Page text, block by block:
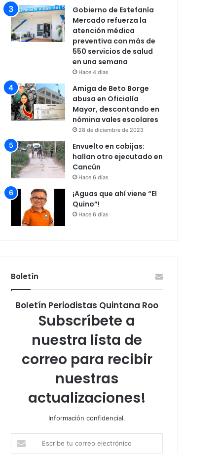
Gobierno de Estefanía
Mercado refuerza la
atención médica
preventiva con más de
550 servicios de salud
en una semana
Hace 4 días
Amiga de Beto Borge
abusa en Oficialía
Mayor, descontando en
nómina vales escolares
28 de diciembre de 2023
Envuelto en cobijas:
hallan otro ejecutado en
Cancún
Hace 6 días
¡Aguas que ahí viene “El
Quino”!
Hace 6 días
Boletín
Boletín Periodistas Quintana Roo
Subscríbete a
nuestra lista de
correo para recibir
nuestras
actualizaciones!
Información confidencial.
tu